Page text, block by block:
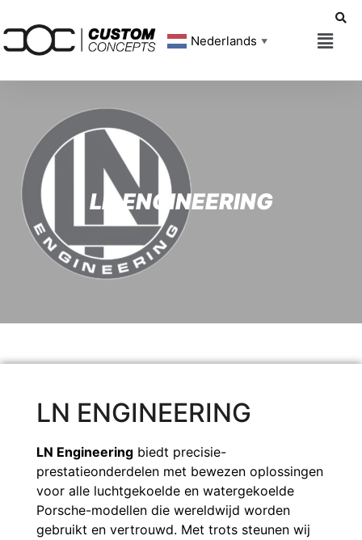
Nederlands ▼
LN ENGINEERING
LN ENGINEERING
LN Engineering biedt precisie-
prestatieonderdelen met bewezen oplossingen
voor alle luchtgekoelde en watergekoelde
Porsche-modellen die wereldwijd worden
gebruikt en vertrouwd. Met trots steunen wij